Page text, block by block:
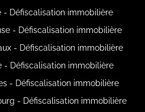
- Défiscalisation immobilière
- Défiscalisation immobilière
- Défiscalisation immobilière
- Défiscalisation immobilière
- Défiscalisation immobilière
- Défiscalisation immobilière